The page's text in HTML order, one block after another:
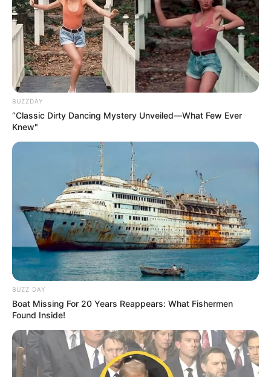
BUZZDAY
“Classic Dirty Dancing Mystery Unveiled—What Few Ever
Knew"
BUZZ DAY
Boat Missing For 20 Years Reappears: What Fishermen
Found Inside!